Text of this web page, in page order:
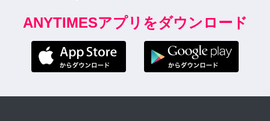
ANYTIMESアプリをダウンロード